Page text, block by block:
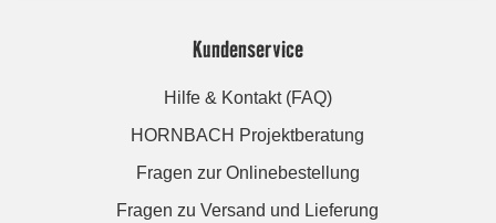
Kundenservice
Hilfe & Kontakt (FAQ)
HORNBACH Projektberatung
Fragen zur Onlinebestellung
Fragen zu Versand und Lieferung